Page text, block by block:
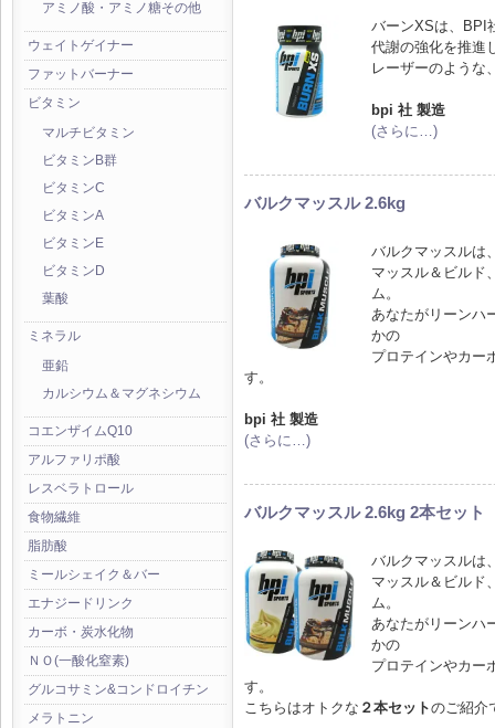
アミノ酸・アミノ糖その他
ウェイトゲイナー
ファットバーナー
ビタミン
マルチビタミン
ビタミンB群
ビタミンC
ビタミンA
ビタミンE
ビタミンD
葉酸
ミネラル
亜鉛
カルシウム＆マグネシウム
コエンザイムQ10
アルファリポ酸
レスベラトロール
食物繊維
脂肪酸
ミールシェイク＆バー
エナジードリンク
カーボ・炭水化物
ＮＯ(一酸化窒素)
グルコサミン&コンドロイチン
メラトニン
バーンXSは、BPI
代謝の強化を推進
レーザーのような
bpi 社 製造
(さらに…)
バルクマッスル 2.6kg
バルクマッスルは
マッスル＆ビルド
ム。
あなたがリーンハ
かの
プロテインやカー
す。
bpi 社 製造
(さらに…)
バルクマッスル 2.6kg 2本セット
バルクマッスルは
マッスル＆ビルド
ム。
あなたがリーンハ
かの
プロテインやカー
す。
こちらはオトクな ２本セットのご紹介